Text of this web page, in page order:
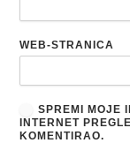
WEB-STRANICA
SPREMI MOJE
INTERNET
KOMENTIRAO.